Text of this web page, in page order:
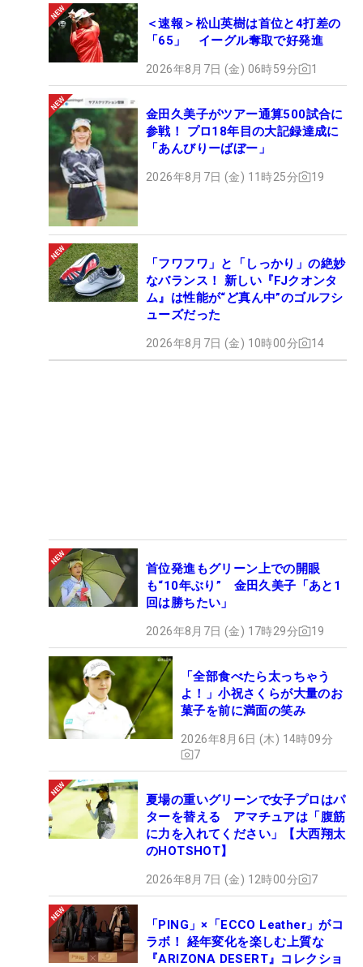
＜速報＞松山英樹は首位と4打差の
「65」 イーグル奪取で好発進
2026年8月7日 (金) 06時59分 1
金田久美子がツアー通算500試合に
参戦！ プロ18年目の大記録達成に
「あんびりーばぼー」
2026年8月7日 (金) 11時25分 19
「フワフワ」と「しっかり」の絶妙
なバランス！ 新しい『FJクオンタ
ム』は性能が“ど真ん中”のゴルフシ
ューズだった
2026年8月7日 (金) 10時00分 14
首位発進もグリーン上での開眼
も“10年ぶり” 金田久美子「あと1
回は勝ちたい」
2026年8月7日 (金) 17時29分 19
「全部食べたら太っちゃう
よ！」小祝さくらが大量のお
菓子を前に満面の笑み
2026年8月6日 (木) 14時09分
7
夏場の重いグリーンで女子プロはパ
ターを替える アマチュアは「腹筋
に力を入れてください」【大西翔太
のHOTSHOT】
2026年8月7日 (金) 12時00分 7
「PING」×「ECCO Leather」がコ
ラボ！ 経年変化を楽しむ上質な
『ARIZONA DESERT』コレクショ